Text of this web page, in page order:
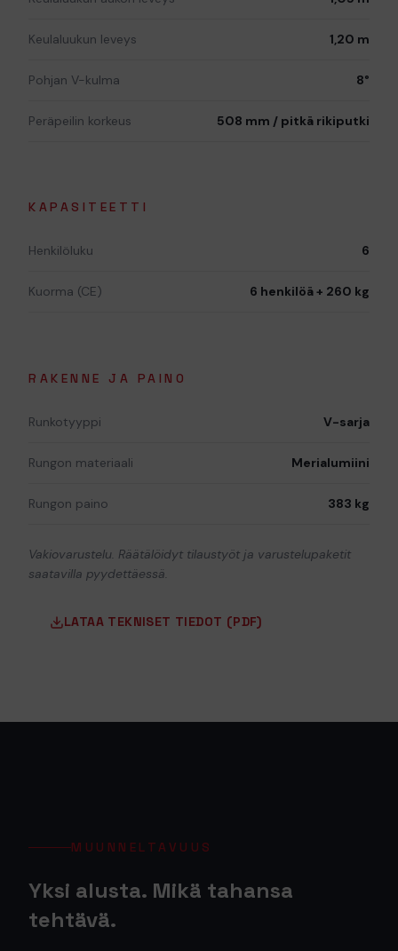
Keulaluukun leveys 1,20 m
Pohjan V-kulma 8°
Peräpeilin korkeus 508 mm / pitkä rikiputki
KAPASITEETTI
Henkilöluku 6
Kuorma (CE) 6 henkilöä + 260 kg
RAKENNE JA PAINO
Runkotyyppi V-sarja
Rungon materiaali Merialumiini
Rungon paino 383 kg
Vakiovarustelu. Räätälöidyt tilaustyöt ja varustelupaketit
saatavilla pyydettäessä.
LATAA TEKNISET TIEDOT (PDF)
MUUNNELTAVUUS
Yksi alusta. Mikä tahansa
tehtävä.